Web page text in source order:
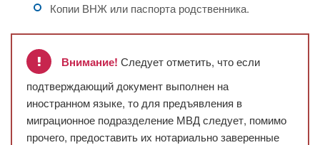
Копии ВНЖ или паспорта родственника.
Внимание! Следует отметить, что если
подтверждающий документ выполнен на
иностранном языке, то для предъявления в
миграционное подразделение МВД следует, помимо
прочего, предоставить их нотариально заверенные